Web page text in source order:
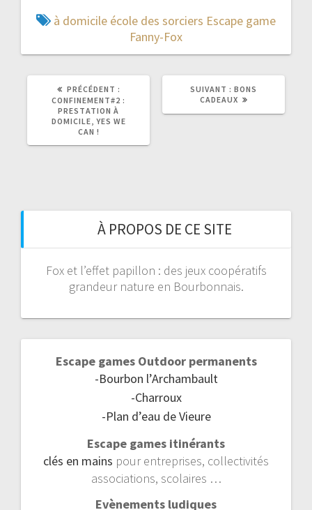
à domicile école des sorciers Escape game
Fanny-Fox
PRÉCÉDENT :
PRÉCÉDENT
CONFINEMENT#2 :
PRESTATION À
DOMICILE, YES WE
CAN !
SUIVANT : ARTICLE
SUIVANT
BONS
CADEAUX
À PROPOS DE CE SITE
Fox et l’effet papillon : des jeux coopératifs
grandeur nature en Bourbonnais.
Escape games Outdoor permanents
-Bourbon l’Archambault
-Charroux
-Plan d’eau de Vieure
Escape games itinérants
clés en mains pour entreprises, collectivités
associations, scolaires …
Evènements ludiques